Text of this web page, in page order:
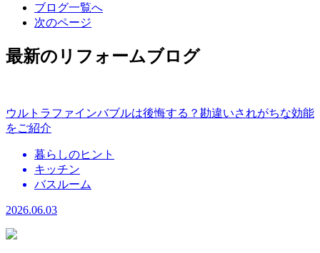
ブログ一覧へ
次のページ
最新のリフォームブログ
ウルトラファインバブルは後悔する？勘違いされがちな効能
をご紹介
暮らしのヒント
キッチン
バスルーム
2026.06.03